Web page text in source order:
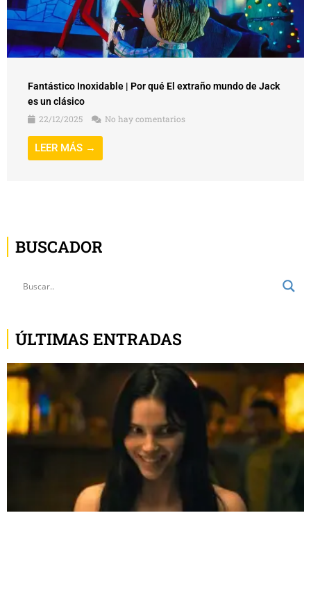
Fantástico Inoxidable | Por qué El extraño mundo de Jack
es un clásico
22/12/2025
No hay comentarios
LEER MÁS →
BUSCADOR
ÚLTIMAS ENTRADAS